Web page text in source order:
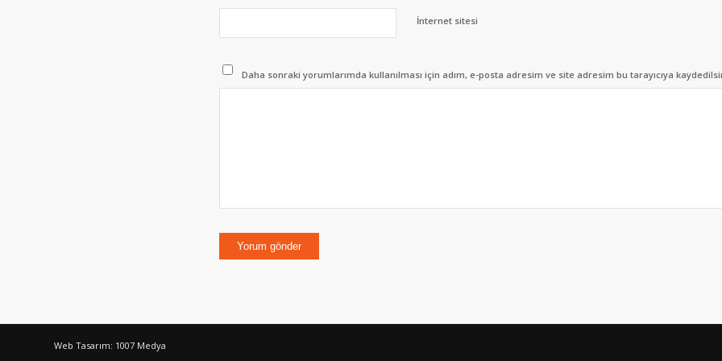
İnternet sitesi
Daha sonraki yorumlarımda kullanılması için adım, e-posta adresim ve site adresim bu tarayıcıya
Web Tasarım: 1007 Medya